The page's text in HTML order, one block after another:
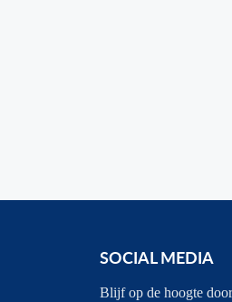
SOCIAL MEDIA
Blijf op de hoogte